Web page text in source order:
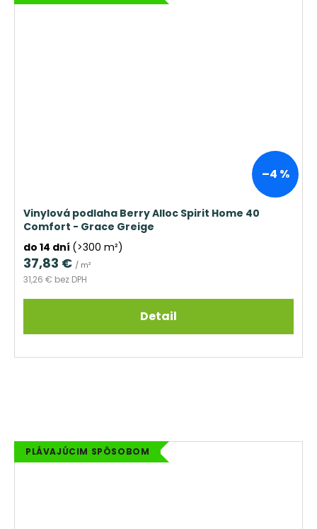
–4 %
Vinylová podlaha Berry Alloc Spirit Home 40
Comfort - Grace Greige
do 14 dní (>300 m²)
31,26 € bez DPH
37,83 € / m²
Detail
PLÁVAJÚCIM SPÔSOBOM